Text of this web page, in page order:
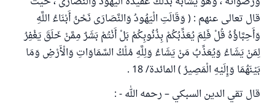
قال تعالى عنهم : ( وَقَالَتِ الْيَهُودُ وَالنَّصَارَى نَحْنُ أَبْنَاءُ اللَّهِ
وَأَحِبَّاؤُهُ قُلْ فَلِمَ يُعَذِّبُكُمْ بِذُنُوبِكُمْ بَلْ أَنْتُمْ بَشَرٌ مِمَّنْ خَلَقَ يَغْفِرُ
لِمَنْ يَشَاءُ وَيُعَذِّبُ مَنْ يَشَاءُ وَلِلَّهِ مُلْكُ السَّمَاوَاتِ وَالْأَرْضِ وَمَا
بَيْنَهُمَا وَإِلَيْهِ الْمَصِيرُ ) المائدة/ 18 .
قال تقي الدين السبكي – رحمه الله - :